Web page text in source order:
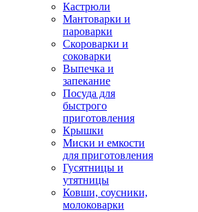
Кастрюли
Мантоварки и
пароварки
Скороварки и
соковарки
Выпечка и
запекание
Посуда для
быстрого
приготовления
Крышки
Миски и емкости
для приготовления
Гусятницы и
утятницы
Ковши, соусники,
молоковарки